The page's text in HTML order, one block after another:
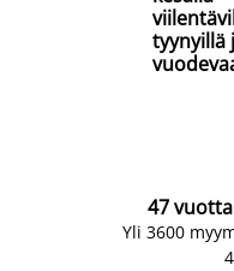
tyynyillä
47
Yli 3600